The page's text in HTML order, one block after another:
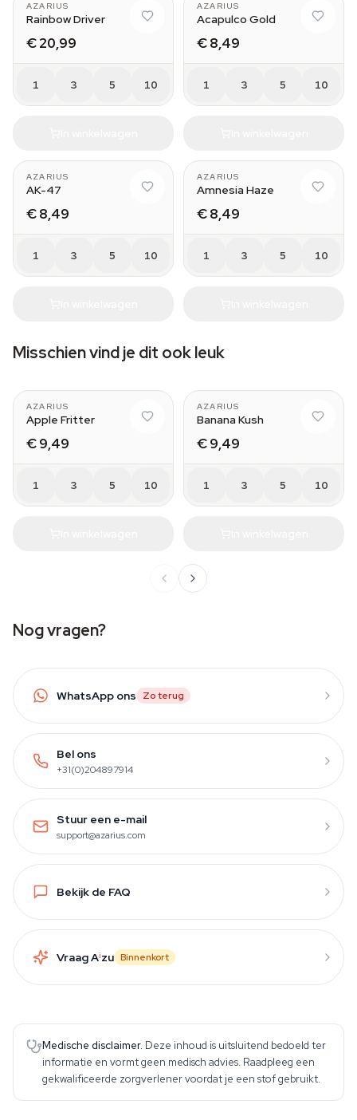
AZARIUS
Rainbow Driver
€ 20,99
1 3 5 10
AZARIUS
Acapulco Gold
€ 8,49
1 3 5 10
AZARIUS
AK-47
€ 8,49
1 3 5 10
AZARIUS
Amnesia Haze
€ 8,49
1 3 5 10
Misschien vind je dit ook leuk
AZARIUS
Apple Fritter
€ 9,49
1 3 5 10
AZARIUS
Banana Kush
€ 9,49
1 3 5 10
Nog vragen?
WhatsApp ons Zo terug
Bel ons
+31(0)204897914
Stuur een e-mail
support@azarius.com
Bekijk de FAQ
Vraag Aizu Binnenkort
Medische disclaimer. Deze inhoud is uitsluitend bedoeld ter
informatie en vormt geen medisch advies. Raadpleeg een
gekwalificeerde zorgverlener voordat je een stof gebruikt.